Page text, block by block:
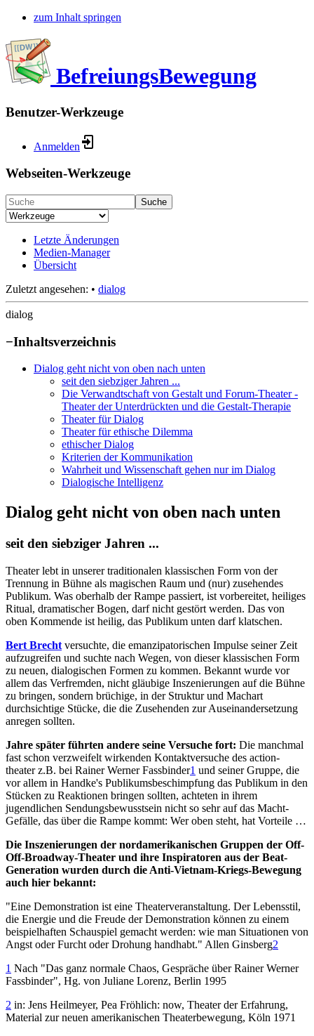
zum Inhalt springen
BefreiungsBewegung
Benutzer-Werkzeuge
Anmelden
Webseiten-Werkzeuge
Suche
Letzte Änderungen
Medien-Manager
Übersicht
Zuletzt angesehen: • dialog
dialog
−Inhaltsverzeichnis
Dialog geht nicht von oben nach unten
seit den siebziger Jahren ...
Die Verwandtschaft von Gestalt und Forum-Theater -
Theater der Unterdrückten und die Gestalt-Therapie
Theater für Dialog
Theater für ethische Dilemma
ethischer Dialog
Kriterien der Kommunikation
Wahrheit und Wissenschaft gehen nur im Dialog
Dialogische Intelligenz
Dialog geht nicht von oben nach unten
seit den siebziger Jahren ...
Theater lebt in unserer traditionalen klassischen Form von der
Trennung in Bühne als magischen Raum und (nur) zusehendes
Publikum. Was oberhalb der Rampe passiert, ist vorbereitet, heiliges
Ritual, dramatischer Bogen, darf nicht gestört werden. Das von
oben Kommende ist heilig, das Publikum unten darf klatschen.
Bert Brecht versuchte, die emanzipatorischen Impulse seiner Zeit
aufzugreifen und suchte nach Wegen, von dieser klassischen Form
zu neuen, dialogischen Formen zu kommen. Bekannt wurde vor
allem das Verfremden, nicht gläubige Inszenierungen auf die Bühne
zu bringen, sondern brüchige, in der Struktur und Machart
durchsichtige Stücke, die die Zusehenden zur Auseinandersetzung
anregen sollten.
Jahre später führten andere seine Versuche fort: Die manchmal
fast schon verzweifelt wirkenden Kontaktversuche des action-
theater z.B. bei Rainer Werner Fassbinder1 und seiner Gruppe, die
vor allem in Handke's Publikumsbeschimpfung das Publikum in den
Stücken zu Reaktionen bringen sollten, achteten in ihrem
jugendlichen Sendungsbewusstsein nicht so sehr auf das Macht-
Gefälle, das über die Rampe kommt: Wer oben steht, hat Vorteile …
Die Inszenierungen der nordamerikanischen Gruppen der Off-
Off-Broadway-Theater und ihre Inspiratoren aus der Beat-
Generation wurden durch die Anti-Vietnam-Kriegs-Bewegung
auch hier bekannt:
"Eine Demonstration ist eine Theaterveranstaltung. Der Lebensstil,
die Energie und die Freude der Demonstration können zu einem
beispielhaften Schauspiel gemacht werden: wie man Situationen von
Angst oder Furcht oder Drohung handhabt." Allen Ginsberg2
1 Nach "Das ganz normale Chaos, Gespräche über Rainer Werner
Fassbinder", Hg. von Juliane Lorenz, Berlin 1995
2 in: Jens Heilmeyer, Pea Fröhlich: now, Theater der Erfahrung,
Material zur neuen amerikanischen Theaterbewegung, Köln 1971